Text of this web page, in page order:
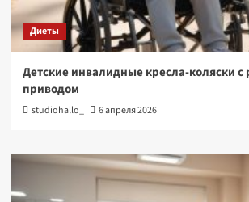
Диеты
Детские инвалидные кресла-коляски
приводом
studiohallo_ 6 апреля 2026